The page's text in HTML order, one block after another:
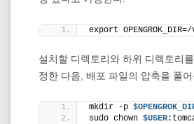
export
설치할 디렉토리와 하위 디렉토리
정한 다음, 배포 파일의 압축을 풀
mkdir -p
sudo chown $USER